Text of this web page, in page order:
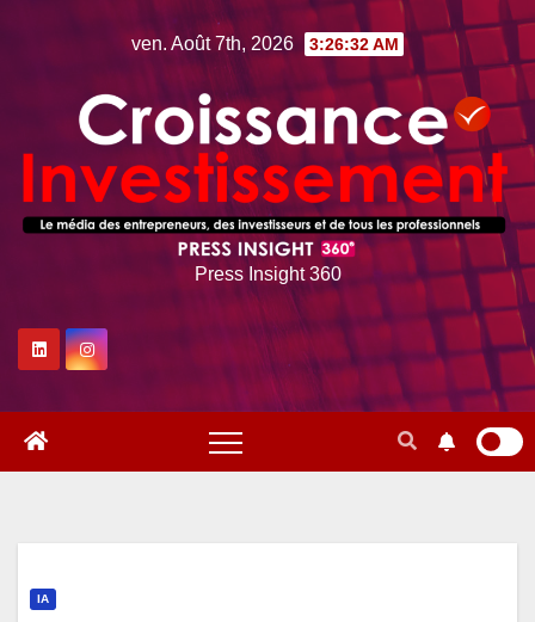
ven. Août 7th, 2026 3:26:33 AM
Press Insight 360
IA